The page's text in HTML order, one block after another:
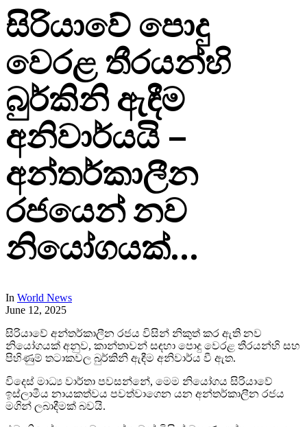
සිරියාවේ පොදු
වෙරළ තීරයන්හි
බුර්කිනි ඇඳීම
අනිවාර්යයි –
අන්තර්කාලීන
රජයෙන් නව
නියෝගයක්…
In World News
June 12, 2025
සිරියාවේ අන්තර්කාලීන රජය විසින් නිකුත් කර ඇති නව
නියෝගයක් අනුව, කාන්තාවන් සඳහා පොදු වෙරළ තීරයන්හි සහ
පිහිණුම් තටාකවල බුර්කිනි ඇඳීම අනිවාර්ය වී ඇත.
විදෙස් මාධ්‍ය වාර්තා පවසන්නේ, මෙම නියෝගය සිරියාවේ
ඉස්ලාමීය නායකත්වය පවත්වාගෙන යන අන්තර්කාලීන රජය
මගින් ලබාදීමක් බවයි.